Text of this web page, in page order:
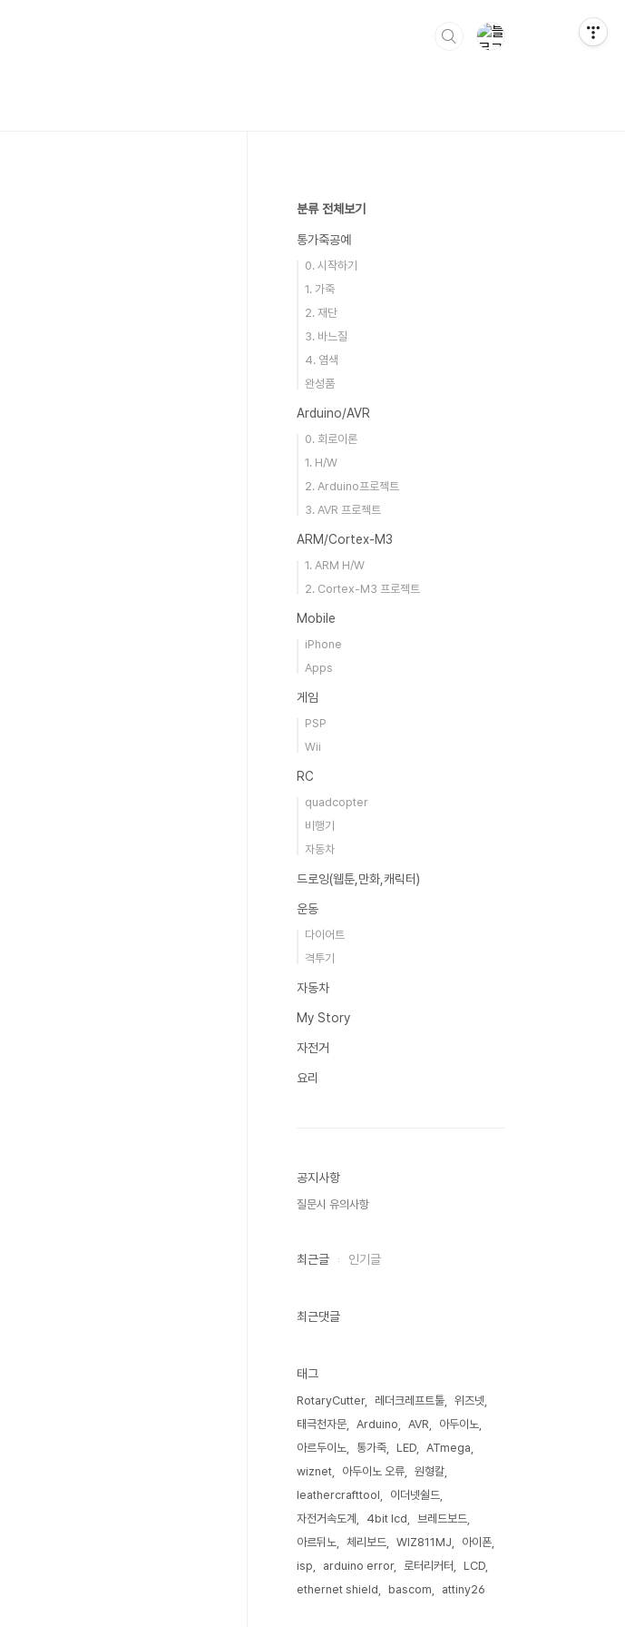
분류 전체보기
통가죽공예
0. 시작하기
1. 가죽
2. 재단
3. 바느질
4. 염색
완성품
Arduino/AVR
0. 회로이론
1. H/W
2. Arduino프로젝트
3. AVR 프로젝트
ARM/Cortex-M3
1. ARM H/W
2. Cortex-M3 프로젝트
Mobile
iPhone
Apps
게임
PSP
Wii
RC
quadcopter
비행기
자동차
드로잉(웹툰,만화,캐릭터)
운동
다이어트
격투기
자동차
My Story
자전거
요리
공지사항
질문시 유의사항
최근글 인기글
최근댓글
태그
RotaryCutter 레더크레프트툴
위즈넷
태극천자문
Arduino AVR
아두이노
아르두이노
통가죽 LED
ATmega
wiznet
아두이노 오류
원형칼
leathercrafttool
이더넷쉴드
자전거속도계
4bit lcd
브레드보드
아르뒤노
체리보드 WIZ811MJ
아이폰
isp
arduino error 로터리커터
LCD
ethernet shield
bascom attiny26